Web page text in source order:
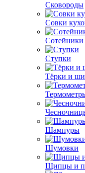
Сковороды
Совки
Сотейники
Ступки
Тёрки и
Шампуры
Шумовки
Щипцы и